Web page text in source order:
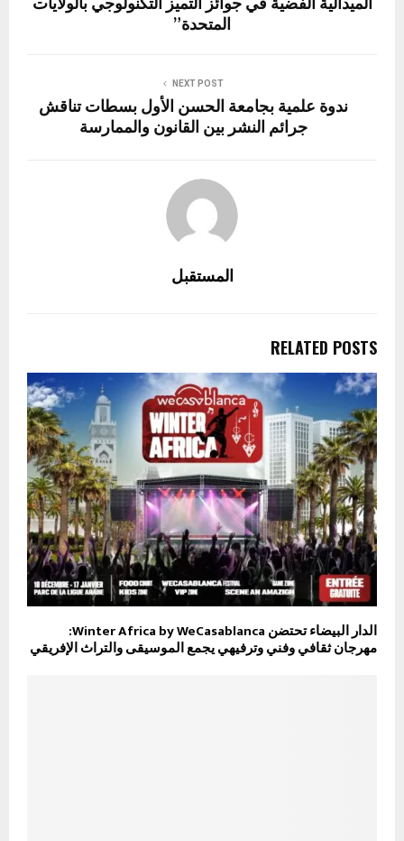
المتحدة”
NEXT POST
ندوة علمية بجامعة الحسن الأول بسطات تناقش
جرائم النشر بين القانون والممارسة
المستقبل
RELATED POSTS
الدار البيضاء تحتضن Winter Africa by WeCasablanca:
مهرجان ثقافي وفني وترفيهي يجمع الموسيقى والتراث الإفريقي